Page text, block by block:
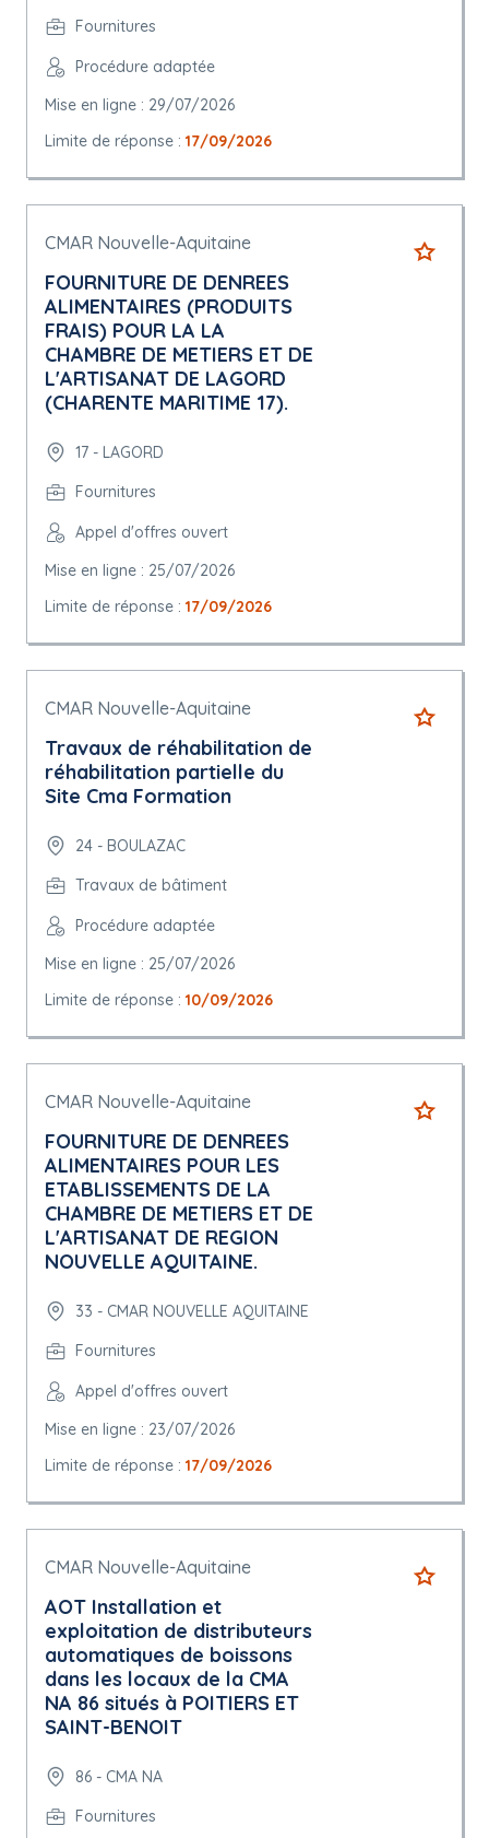
Fournitures
Procédure adaptée
Mise en ligne : 29/07/2026
Limite de réponse : 17/09/2026
CMAR Nouvelle-Aquitaine
FOURNITURE DE DENREES
ALIMENTAIRES (PRODUITS
FRAIS) POUR LA LA
CHAMBRE DE METIERS ET DE
L'ARTISANAT DE LAGORD
(CHARENTE MARITIME 17).
17 - LAGORD
Fournitures
Appel d'offres ouvert
Mise en ligne : 25/07/2026
Limite de réponse : 17/09/2026
CMAR Nouvelle-Aquitaine
Travaux de réhabilitation de
réhabilitation partielle du
Site Cma Formation
24 - BOULAZAC
Travaux de bâtiment
Procédure adaptée
Mise en ligne : 25/07/2026
Limite de réponse : 10/09/2026
CMAR Nouvelle-Aquitaine
FOURNITURE DE DENREES
ALIMENTAIRES POUR LES
ETABLISSEMENTS DE LA
CHAMBRE DE METIERS ET DE
L'ARTISANAT DE REGION
NOUVELLE AQUITAINE.
33 - CMAR NOUVELLE AQUITAINE
Fournitures
Appel d'offres ouvert
Mise en ligne : 23/07/2026
Limite de réponse : 17/09/2026
CMAR Nouvelle-Aquitaine
AOT Installation et
exploitation de distributeurs
automatiques de boissons
dans les locaux de la CMA
NA 86 situés à POITIERS ET
SAINT-BENOIT
86 - CMA NA
Fournitures